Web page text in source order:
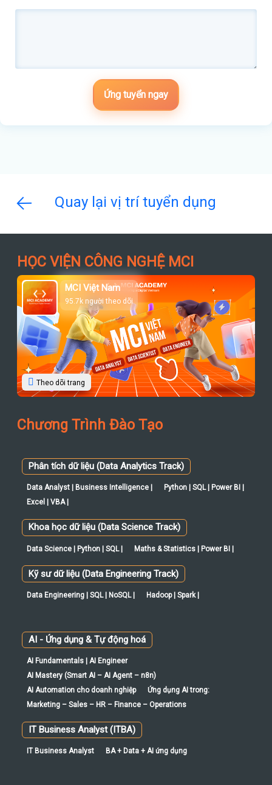
Ứng tuyển ngay
Quay lại vị trí tuyển dụng
HỌC VIỆN CÔNG NGHỆ MCI
MCI Việt Nam
95.7k người theo dõi
Theo dõi trang
Chương Trình Đào Tạo
Phân tích dữ liệu (Data Analytics Track)
Data Analyst | Business Intelligence |
Python | SQL | Power BI |
Excel | VBA |
Khoa học dữ liệu (Data Science Track)
Data Science | Python | SQL | Maths & Statistics | Power BI |
Kỹ sư dữ liệu (Data Engineering Track)
Data Engineering | SQL | NoSQL | Hadoop | Spark |
AI - Ứng dụng & Tự động hoá
AI Fundamentals | AI Engineer
AI Mastery (Smart AI – AI Agent – n8n)
AI Automation cho doanh nghiệp
Ứng dụng AI trong:
Marketing – Sales – HR – Finance – Operations
IT Business Analyst (ITBA)
IT Business Analyst BA + Data + AI ứng dụng